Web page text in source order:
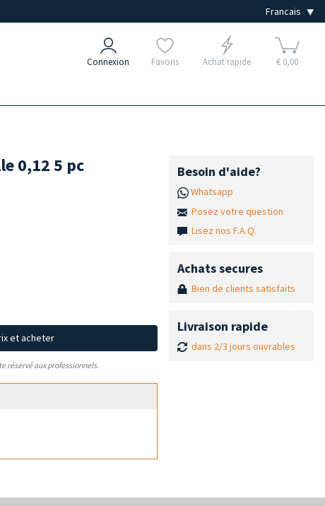
Connexion Favoris Achat rapide € 0,00
0,12 5 pc
et acheter
réservé aux professionnels.
Besoin d'aide?
Whatsapp
Posez votre question
Lisez nos F.A.Q.
Achats secures
Bien de clients satisfaits
Livraison rapide
dans 2/3 jours ouvrables